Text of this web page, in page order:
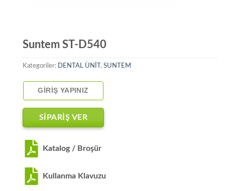
Suntem ST-D540
Kategoriler: DENTAL ÜNİT , SUNTEM
GIRIŞ YAPINIZ
SİPARİŞ VER
Katalog / Broşür
Kullanma Klavuzu